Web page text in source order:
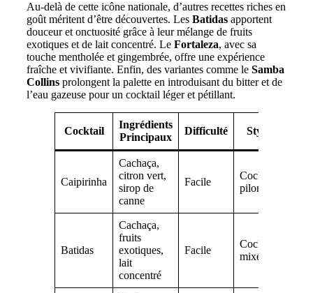
Au-delà de cette icône nationale, d’autres recettes riches en
goût méritent d’être découvertes. Les Batidas apportent
douceur et onctuosité grâce à leur mélange de fruits
exotiques et de lait concentré. Le Fortaleza, avec sa
touche mentholée et gingembrée, offre une expérience
fraîche et vivifiante. Enfin, des variantes comme le Samba
Collins prolongent la palette en introduisant du bitter et de
l’eau gazeuse pour un cocktail léger et pétillant.
Cocktail
Ingrédients
Principaux
Difficulté Style
Caipirinha
Cachaça,
citron vert,
sirop de
canne
Facile
Cocktail
pilonné
Batidas
Cachaça,
fruits
exotiques,
lait
concentré
Facile
Cocktail
mixé